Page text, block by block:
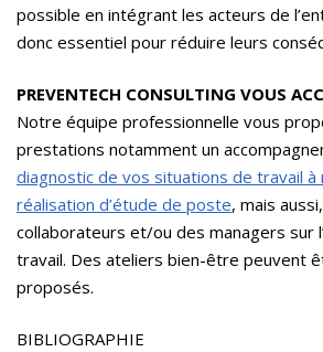
possible en intégrant les acteurs de
donc essentiel pour réduire leurs
PREVENTECH CONSULTING VOUS
Notre équipe professionnelle vous
prestations notamment un
diagnostic de vos situations de travail à
réalisation d’étude de poste, mais aussi,
collaborateurs et/ou des managers sur
travail. Des ateliers bien-être peuvent
proposés.
BIBLIOGRAPHIE